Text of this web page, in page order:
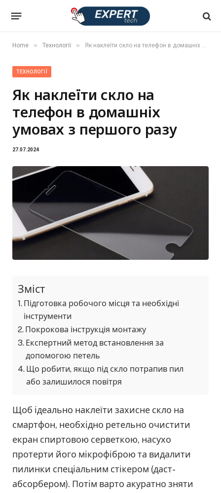
Home » Технології » Як наклеїти скло на телефон в домашніх умовах з першого разу
ТЕХНОЛОГІЇ
Як наклеїти скло на
телефон в домашніх
умовах з першого разу
27.07.2024
Зміст
Підготовка робочого місця та необхідні
інструменти
Покрокова інструкція монтажу
Експертний метод встановлення за
допомогою петель
Що робити, якщо під скло потрапив пил
або залишилося повітря
Щоб ідеально наклеїти захисне скло на
смартфон, необхідно ретельно очистити
екран спиртовою серветкою, насухо
протерти його мікрофіброю та видалити
пилинки спеціальним стікером (даст-
абсорбером). Потім варто акуратно зняти